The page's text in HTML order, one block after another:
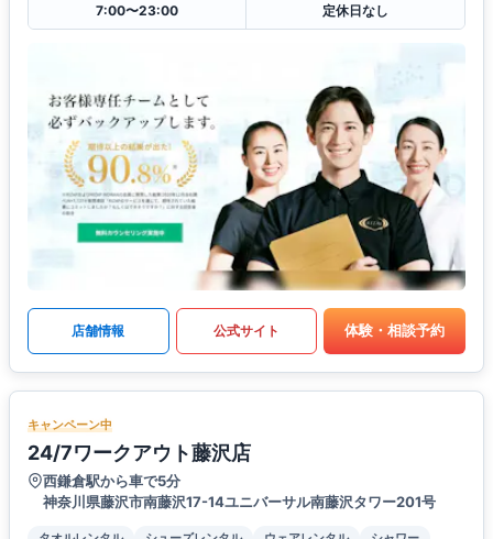
7:00〜23:00
定休日なし
店舗情報 公式サイト 体験・相談予約
キャンペーン中
24/7ワークアウト藤沢店
西鎌倉駅から車で5分
神奈川県藤沢市南藤沢17-14ユニバーサル南藤沢タワー201号